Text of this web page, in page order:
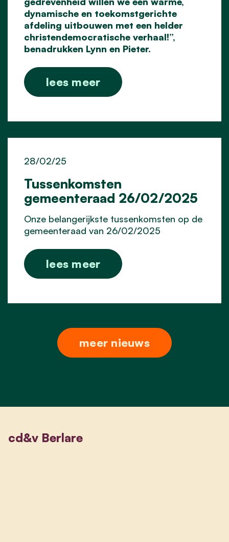
dynamische en toekomstgerichte
afdeling uitbouwen met een helder
christendemocratische verhaal!”,
benadrukken Lynn en Pieter.
lees meer
Tussenkomsten
gemeenteraad 26/02/2025
28/02/25
Onze belangerijkste tussenkomsten op de
gemeenteraad van 26/02/2025
lees meer
meer nieuws
cd&v Berlare